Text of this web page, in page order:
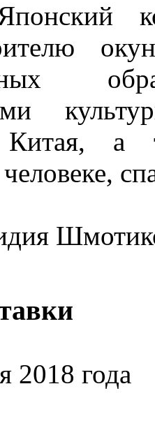
а
2018 года